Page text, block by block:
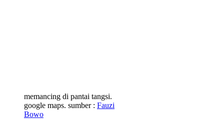
memancing di pantai tangsi.
google maps. sumber : Fauzi
Bowo